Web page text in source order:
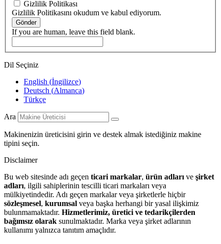
Gizlilik Politikası
Gizlilik Politikasını okudum ve kabul ediyorum.
Gönder
If you are human, leave this field blank.
Dil Seçiniz
English (İngilizce)
Deutsch (Almanca)
Türkçe
Ara
Makinenizin üreticisini girin ve destek almak istediğiniz makine
tipini seçin.
Disclaimer
Bu web sitesinde adı geçen ticari markalar, ürün adları ve şirket
adları, ilgili sahiplerinin tescilli ticari markaları veya
mülkiyetindedir. Adı geçen markalar veya şirketlerle hiçbir
sözleşmesel, kurumsal veya başka herhangi bir yasal ilişkimiz
bulunmamaktadır. Hizmetlerimiz, üretici ve tedarikçilerden
bağımsız olarak sunulmaktadır. Marka veya şirket adlarının
kullanımı yalnızca tanıtım amaçlıdır.